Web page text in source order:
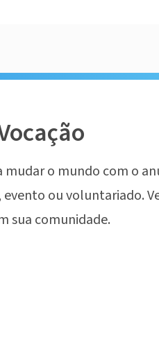
o mundo com o
ou voluntariado.
sua comunidade.